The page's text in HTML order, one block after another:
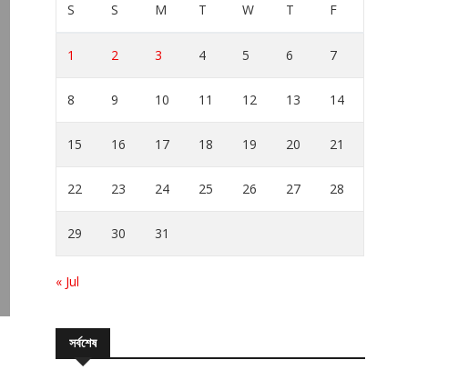
S S M T W T F
1 2 3 4 5 6 7
8 9 10 11 12 13 14
15 16 17 18 19 20 21
22 23 24 25 26 27 28
29 30 31
« Jul
সর্বশেষ